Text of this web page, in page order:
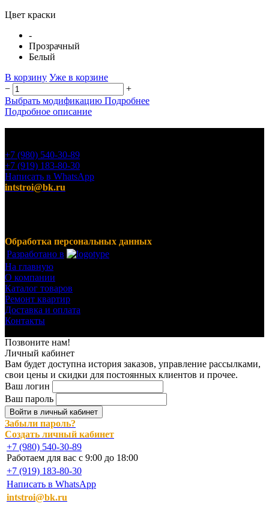
Цвет краски
-
Прозрачный
Белый
В корзину Уже в корзине
−
+
Выбрать модификацию Подробнее
Подробное описание
+7 (980) 540-30-89
+7 (919) 183-80-30
Написать в WhatsApp
intstroi@bk.ru
Обработка персональных данных
Разработано в
На главную
О компании
Каталог товаров
Ремонт квартир
Доставка и оплата
Контакты
Позвоните нам!
Личный кабинет
Вам будет доступна история заказов, управление рассылками,
свои цены и скидки для постоянных клиентов и прочее.
Ваш логин
Ваш пароль
Войти в личный кабинет
Забыли пароль?
Создать личный кабинет
+7 (980) 540-30-89
Работаем для вас с 9:00 до 18:00
+7 (919) 183-80-30
Написать в WhatsApp
intstroi@bk.ru